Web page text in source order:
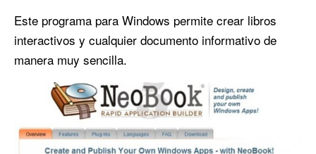
Este programa para Windows permite crear libros
interactivos y cualquier documento informativo de
manera muy sencilla.